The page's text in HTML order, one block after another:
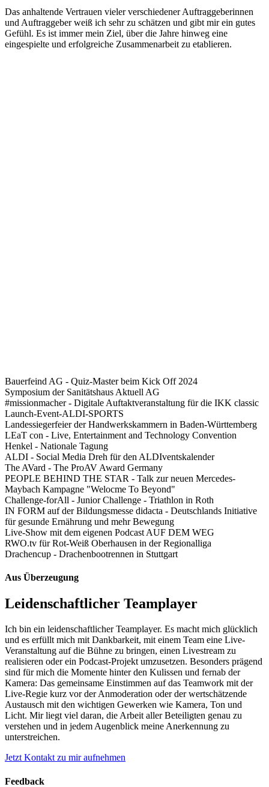
Das anhaltende Vertrauen vieler verschiedener Auftraggeberinnen
und Auftraggeber weiß ich sehr zu schätzen und gibt mir ein gutes
Gefühl. Es ist immer mein Ziel, über die Jahre hinweg eine
eingespielte und erfolgreiche Zusammenarbeit zu etablieren.
Bauerfeind AG - Quiz-Master beim Kick Off 2024
Symposium der Sanitätshaus Aktuell AG
#missionmacher - Digitale Auftaktveranstaltung für die IKK classic
Launch-Event-ALDI-SPORTS
Landessiegerfeier der Handwerkskammern in Baden-Württemberg
LEaT con - Live, Entertainment and Technology Convention
Henkel - Nationale Tagung
ALDI - Social Media Dreh für den ALDIventskalender
The AVard - The ProAV Award Germany
PEOPLE BEHIND THE STAR - Talk zur neuen Mercedes-
Maybach Kampagne "Welocme To Beyond"
Challenge-forAll - Junior Challenge - Triathlon in Roth
IN FORM auf der Bildungsmesse didacta - Deutschlands Initiative
für gesunde Ernährung und mehr Bewegung
Live-Show mit dem eigenen Podcast AUF DEM WEG
RWO.tv für Rot-Weiß Oberhausen in der Regionalliga
Drachencup - Drachenbootrennen in Stuttgart
Aus Überzeugung
Leidenschaftlicher Teamplayer
Ich bin ein leidenschaftlicher Teamplayer. Es macht mich glücklich
und es erfüllt mich mit Dankbarkeit, mit einem Team eine Live-
Veranstaltung auf die Bühne zu bringen, einen Livestream zu
realisieren oder ein Podcast-Projekt umzusetzen. Besonders prägend
sind für mich die Momente hinter den Kulissen und fernab der
Kamera: Das gemeinsame Einstimmen auf das Teamwork mit der
Live-Regie kurz vor der Anmoderation oder der wertschätzende
Austausch mit den wichtigen Gewerken wie Kamera, Ton und
Licht. Mir liegt viel daran, die Arbeit aller Beteiligten genau zu
verstehen und in jedem Augenblick meine Anerkennung zu
unterstreichen.
Jetzt Kontakt zu mir aufnehmen
Feedback